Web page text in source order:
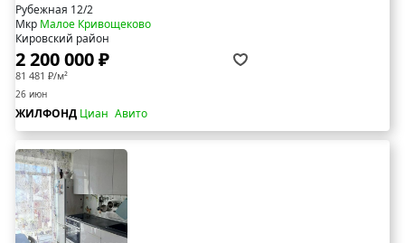
Рубежная 12/2
Мкр Малое Кривощеково
Кировский район
2 200 000 ₽
81 481 ₽/м²
26 июн
ЖИЛФОНД Циан Авито